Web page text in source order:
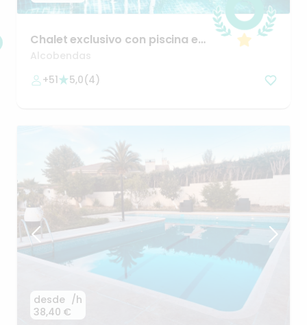
Chaletexclusivo con piscina en
La
Moraleja
Alcobendas
+51
5,0(4)
desde
38,40 €
/h